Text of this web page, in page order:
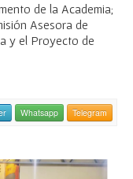
de la Academia;
Asesora de
y el Proyecto de
Whatsapp Telegram